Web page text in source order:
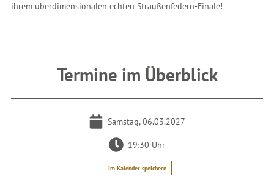
ihrem überdimensionalen echten Straußenfedern-Finale!
Termine im Überblick
Samstag, 06.03.2027
19:30 Uhr
Im Kalender speichern